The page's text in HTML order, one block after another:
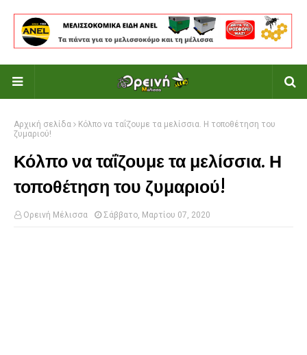
Αρχική σελίδα
Κόλπο να ταΐζουμε τα μελίσσια. Η τοποθέτηση του
ζυμαριού!
Κόλπο να ταΐζουμε τα μελίσσια. Η
τοποθέτηση του ζυμαριού!
Ορεινή Μέλισσα Σάββατο, Μαρτίου 07, 2020